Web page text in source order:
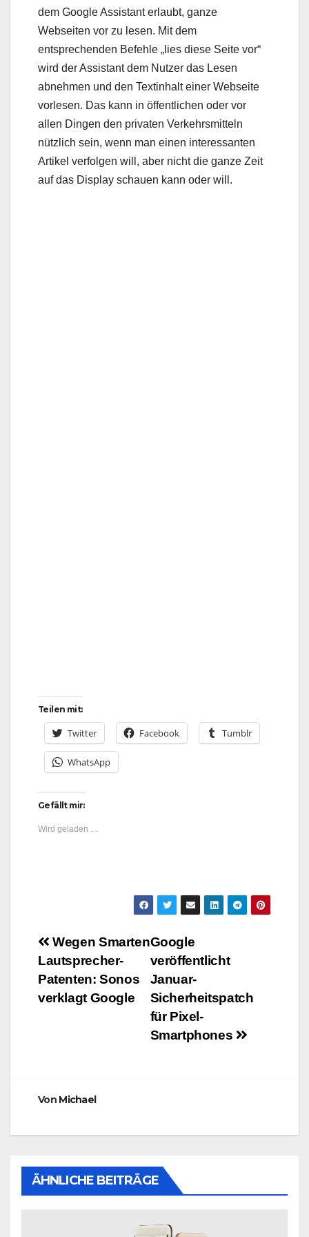
dem Google Assistant erlaubt, ganze
Webseiten vor zu lesen. Mit dem
entsprechenden Befehle „lies diese Seite vor“
wird der Assistant dem Nutzer das Lesen
abnehmen und den Textinhalt einer Webseite
vorlesen. Das kann in öffentlichen oder vor
allen Dingen den privaten Verkehrsmitteln
nützlich sein, wenn man einen interessanten
Artikel verfolgen will, aber nicht die ganze Zeit
auf das Display schauen kann oder will.
Teilen mit:
Twitter Facebook Tumblr
WhatsApp
Gefällt mir:
Wird geladen …
Beitragsnavigation
Google
veröffentlicht
Januar-
Sicherheitspatch
für Pixel-
Smartphones
Wegen Smarten
Lautsprecher-
Patenten: Sonos
verklagt Google
Von Michael
ÄHNLICHE BEITRÄGE